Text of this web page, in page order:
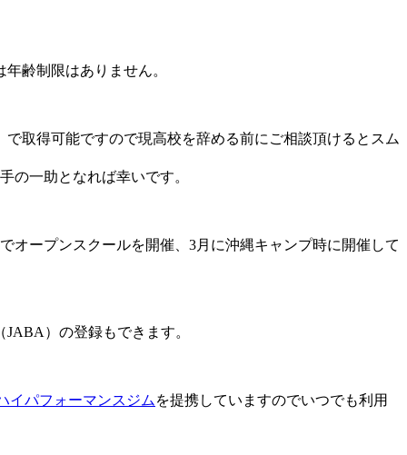
齢制限はありません。
で取得可能ですので現高校を辞める前にご相談頂けるとスム
の一助となれば幸いです。
オープンスクールを開催、3月に沖縄キャンプ時に開催して
）の登録もできます。
イパフォーマンスジム を提携していますのでいつでも利用